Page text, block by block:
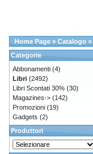
Home Page » Catalogo »
Categorie
Abbonamenti (4)
Libri (2492)
Libri Scontati 30% (30)
Magazines-> (142)
Promozioni (19)
Gadgets (2)
Produttori